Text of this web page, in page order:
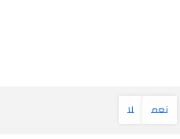
نعم لا